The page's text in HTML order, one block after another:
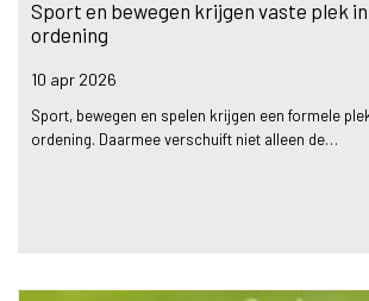
Sport en bewegen krijgen vaste plek
ordening
10 apr 2026
Sport, bewegen en spelen krijgen een formele
ordening. Daarmee verschuift niet alleen de…